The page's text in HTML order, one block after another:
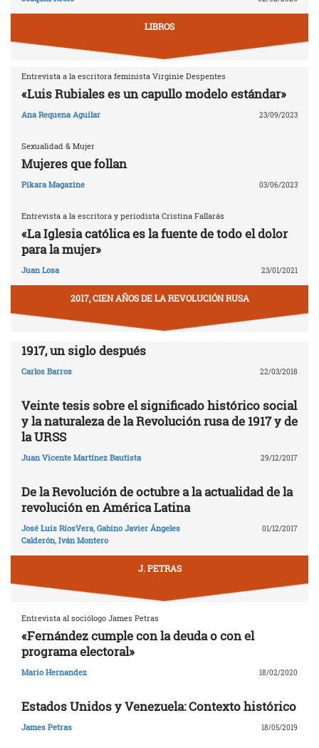
LIBROS
Entrevista a la escritora feminista Virginie Despentes
«Luis Rubiales es un capullo modelo estándar»
Ana Requena Aguilar 23/09/2023
Sexualidad & Mujer
Mujeres que follan
Pikara Magazine 03/06/2023
Entrevista a la escritora y periodista Cristina Fallarás
«La Iglesia católica es la fuente de todo el dolor
para la mujer»
Juan Losa 23/01/2021
2017, CIEN AÑOS DE LA REVOLUCIÓN RUSA
1917, un siglo después
Carlos Barros 22/03/2018
Veinte tesis sobre el significado histórico social
y la naturaleza de la Revolución rusa de 1917 y de
la URSS
Juan Vicente Martínez Bautista 29/12/2017
De la Revolución de octubre a la actualidad de la
revolución en América Latina
José Luis RíosVera, Gabino Javier Ángeles
Calderón, Iván Montero
01/12/2017
J. PETRAS
Entrevista al sociólogo James Petras
«Fernández cumple con la deuda o con el
programa electoral»
Mario Hernandez 18/02/2020
Estados Unidos y Venezuela: Contexto histórico
James Petras 18/05/2019